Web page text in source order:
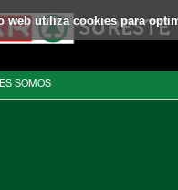
web utiliza cookies para
SOMOS